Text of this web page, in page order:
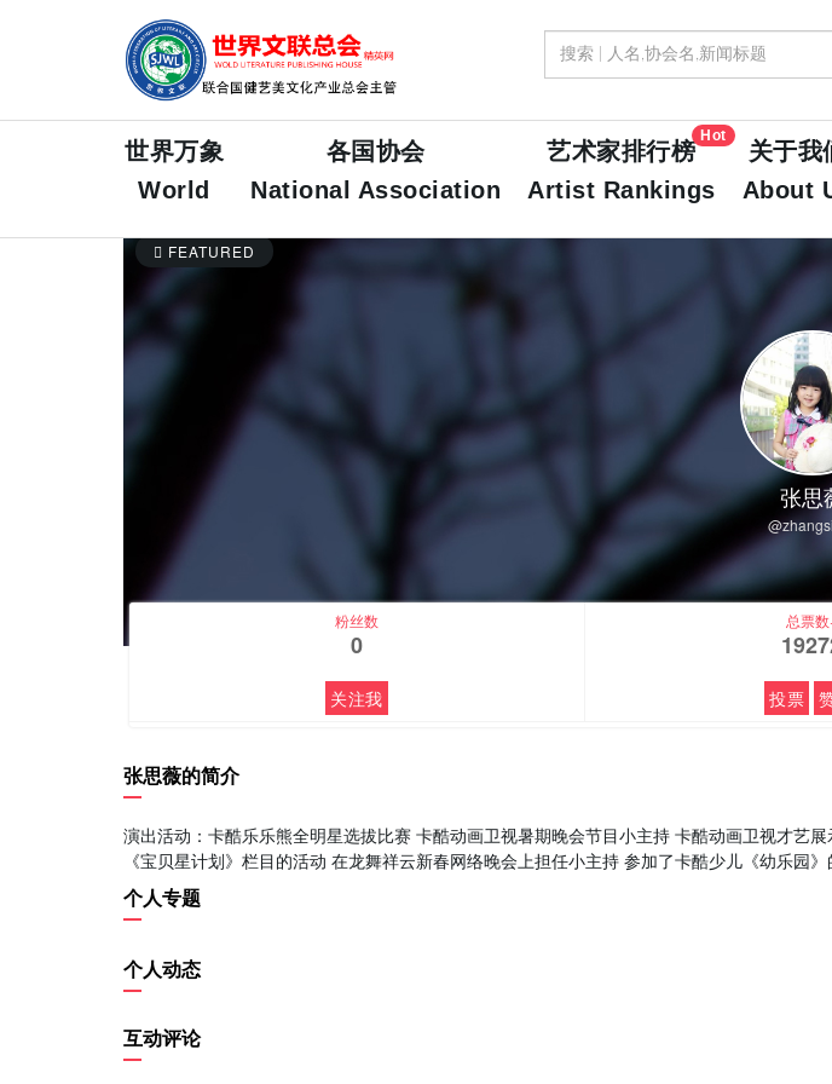
世界万象
World
各国协会
National Association
艺术家排行榜
Artist Rankings
Hot
关于我
About
FEATURED
张思
粉丝数
0
关注我
总票
投票
张思薇的简介
演出活动：卡酷乐乐熊全明星选拔比赛 卡酷动画卫视暑期晚会节目小主持 卡酷动画卫视才艺
《宝贝星计划》栏目的活动 在龙舞祥云新春网络晚会上担任小主持 参加了卡酷少儿《幼乐园
个人专题
个人动态
互动评论